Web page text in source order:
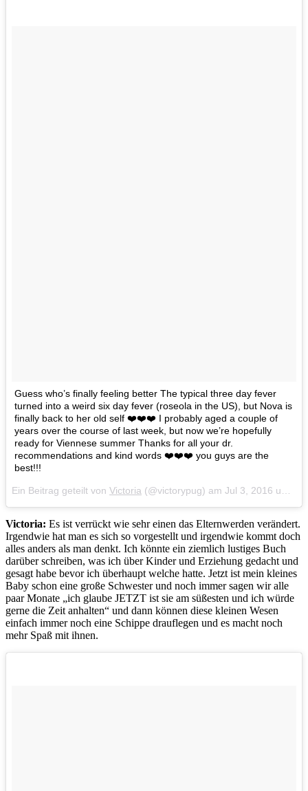
Guess who’s finally feeling better The typical three day fever
turned into a weird six day fever (roseola in the US), but Nova is
finally back to her old self ❤️❤️❤️ I probably aged a couple of
years over the course of last week, but now we’re hopefully
ready for Viennese summer Thanks for all your dr.
recommendations and kind words ❤️❤️❤️ you guys are the
best!!!
Ein Beitrag geteilt von Victoria (@victorypug) am Jul 3, 2016 um 11:16 PDT
Victoria: Es ist verrückt wie sehr einen das Elternwerden verändert.
Irgendwie hat man es sich so vorgestellt und irgendwie kommt doch
alles anders als man denkt. Ich könnte ein ziemlich lustiges Buch
darüber schreiben, was ich über Kinder und Erziehung gedacht und
gesagt habe bevor ich überhaupt welche hatte. Jetzt ist mein kleines
Baby schon eine große Schwester und noch immer sagen wir alle
paar Monate „ich glaube JETZT ist sie am süßesten und ich würde
gerne die Zeit anhalten“ und dann können diese kleinen Wesen
einfach immer noch eine Schippe drauflegen und es macht noch
mehr Spaß mit ihnen.